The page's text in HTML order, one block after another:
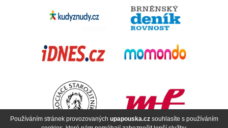
Používáním stránek provozovaných upapouska.czsouhlasíte s používáním